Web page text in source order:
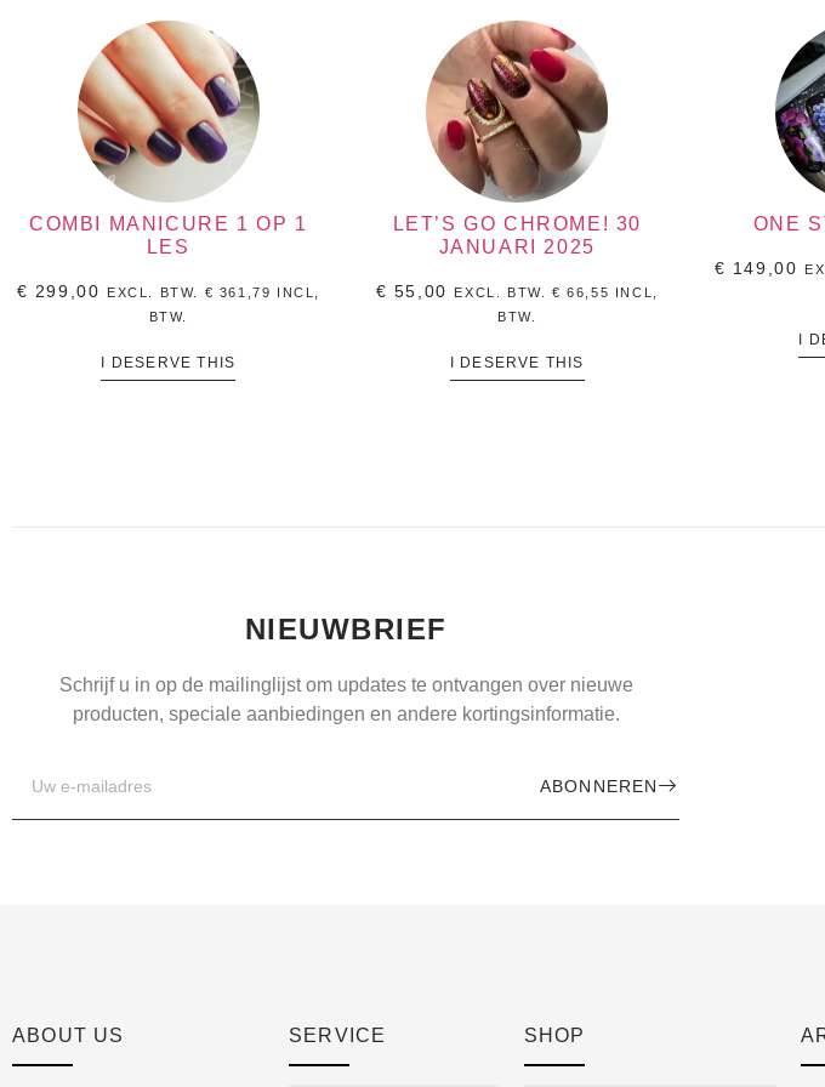
COMBI MANICURE 1 OP 1
LES
€ 299,00 EXCL. BTW. € 361,79 INCL,
BTW.
I DESERVE THIS
LET’S GO CHROME! 30
JANUARI 2025
€ 55,00 EXCL. BTW.€ 66,55 INCL,
BTW.
I DESERVE THIS
ONE
€ 149,00
I
NIEUWBRIEF
Schrijf u in op de mailinglijst om updates te ontvangen over nieuwe
producten, speciale aanbiedingen en andere kortingsinformatie.
ABONNEREN
ABOUT US SERVICE SHOP